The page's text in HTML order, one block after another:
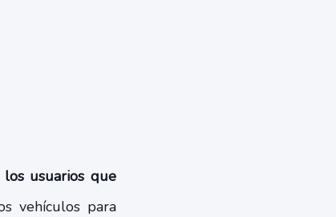
usuarios que
vehículos para